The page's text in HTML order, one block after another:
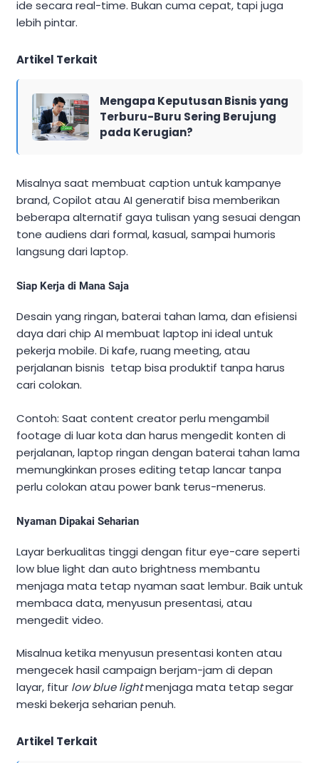
ide secara real-time. Bukan cuma cepat, tapi juga
lebih pintar.
Artikel Terkait
Mengapa Keputusan Bisnis yang
Terburu-Buru Sering Berujung
pada Kerugian?
Misalnya saat membuat caption untuk kampanye
brand, Copilot atau AI generatif bisa memberikan
beberapa alternatif gaya tulisan yang sesuai dengan
tone audiens dari formal, kasual, sampai humoris
langsung dari laptop.
Siap Kerja di Mana Saja
Desain yang ringan, baterai tahan lama, dan efisiensi
daya dari chip AI membuat laptop ini ideal untuk
pekerja mobile. Di kafe, ruang meeting, atau
perjalanan bisnis tetap bisa produktif tanpa harus
cari colokan.
Contoh: Saat content creator perlu mengambil
footage di luar kota dan harus mengedit konten di
perjalanan, laptop ringan dengan baterai tahan lama
memungkinkan proses editing tetap lancar tanpa
perlu colokan atau power bank terus-menerus.
Nyaman Dipakai Seharian
Layar berkualitas tinggi dengan fitur eye-care seperti
low blue light dan auto brightness membantu
menjaga mata tetap nyaman saat lembur. Baik untuk
membaca data, menyusun presentasi, atau
mengedit video.
Misalnua ketika menyusun presentasi konten atau
mengecek hasil campaign berjam-jam di depan
layar, fitur low blue lightmenjaga mata tetap segar
meski bekerja seharian penuh.
Artikel Terkait